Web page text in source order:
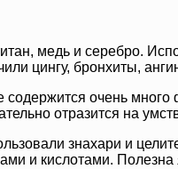
медь и серебро.
цингу, бронхиты,
очень
отразится на
знахари и
и кислотами. Полезна